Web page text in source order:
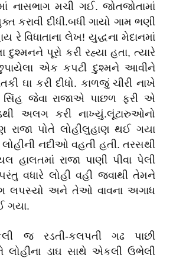
નાસભાગ મચી ગઈ. જોતજોતામાં
કરાવી દીધી.બધી ગાયો ગામ ભણી
રે વિધાતાના લેખ! યુદ્ધના મેદાનમાં
દુશ્મનને પૂરો કરી રહ્યા હતા, ત્યારે
એક કપટી દુશ્મને આવીને
ઘા કરી દીધો. કાળજું ચીરી નાખે
સિંહ જેવા રાજાએ પાછળ ફરી એ
અલગ કરી નાખ્યું.લૂંટારુઓનો
રાજા પોતે લોહીલુહાણ થઈ ગયા
નદીઓ વહતી હતી. તરસથી
હાલતમાં રાજા પાણી પીવા પેલી
વધારે લોહી વહી જવાથી તેમને
લપસ્યો અને તેઓ વાવના અગાધ
ગયા.
જ રડતી-કલપતી ગઢ પાછી
લોહીના ડાઘ સાથે એકલી ઉભેલી